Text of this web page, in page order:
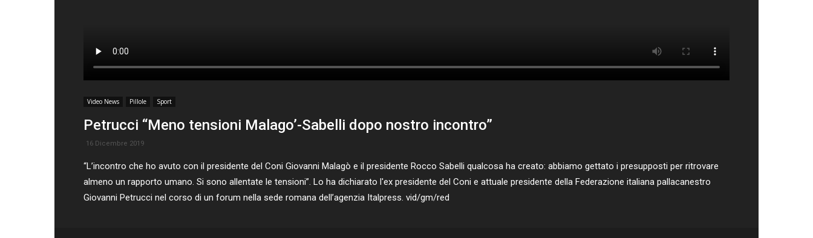
Video News Pillole Sport
Petrucci “Meno tensioni Malago’-Sabelli dopo nostro incontro”
16 Dicembre 2019
“L’incontro che ho avuto con il presidente del Coni Giovanni Malagò e il presidente Rocco Sabelli qualcosa ha creato: abbiamo gettato i presupposti per ritrovare
almeno un rapporto umano. Si sono allentate le tensioni”. Lo ha dichiarato l'ex presidente del Coni e attuale presidente della Federazione italiana pallacanestro
Giovanni Petrucci nel corso di un forum nella sede romana dell’agenzia Italpress. vid/gm/red